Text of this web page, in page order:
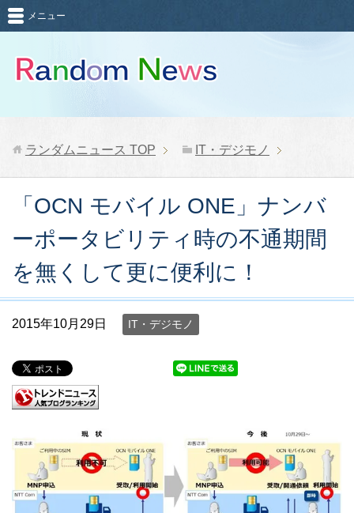
メニュー
ランダムニュース TOP IT・デジモノ
「OCN モバイル ONE」ナンバ
ーポータビリティ時の不通期間
を無くして更に便利に！
2015年10月29日 IT・デジモノ